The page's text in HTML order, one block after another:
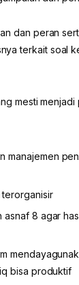
dan peran
terkait soal
mesti
manajemen
8 agar
bisa produktif